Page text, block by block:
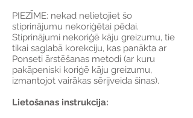
PIEZĪME: nekad nelietojiet šo
stiprinājumu nekoriģētai pēdai.
Stiprinājumi nekoriģē kāju greizumu, tie
tikai saglabā korekciju, kas panākta ar
Ponseti ārstēšanas metodi (ar kuru
pakāpeniski koriģē kāju greizumu,
izmantojot vairākas sērijveida šinas).
Lietošanas instrukcija: